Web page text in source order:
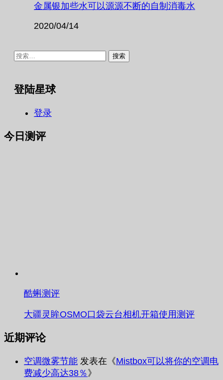
金属银加些水可以源源不断的自制消毒水
2020/04/14
搜
登陆星球
登录
今日测评
酷蝌测评
大疆灵眸OSMO口袋云台相机开箱使用测评
近期评论
空调微雾节能 发表在《Mistbox可以将你的空调电
费减少高达38％ 》